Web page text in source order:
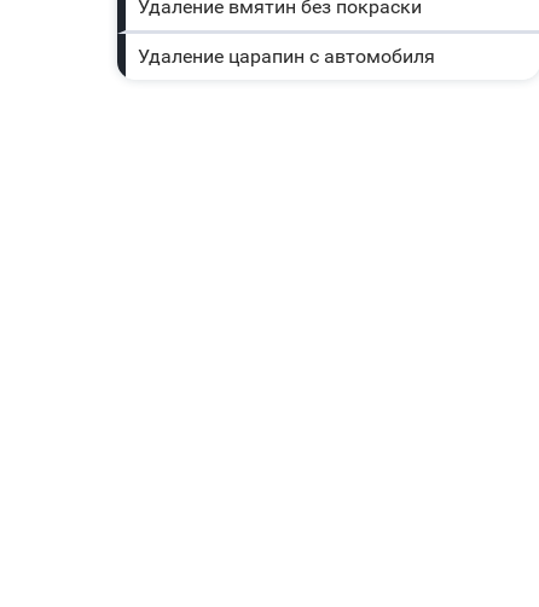
Удаление вмятин без покраски
Удаление царапин с автомобиля